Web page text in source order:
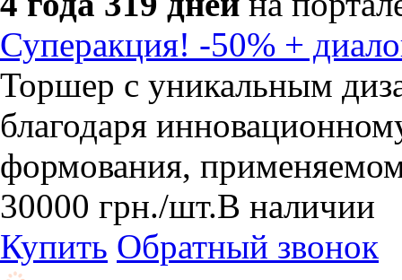
Суперакция! -50% +
Торшер с уникальным
благодаря
формования,
30000 грн./шт.В наличии
Купить Обратный звонок